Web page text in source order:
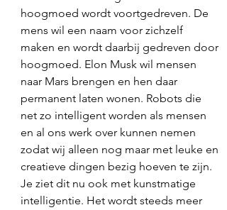
hoogmoed wordt voortgedreven. De
mens wil een naam voor zichzelf
maken en wordt daarbij gedreven door
hoogmoed. Elon Musk wil mensen
naar Mars brengen en hen daar
permanent laten wonen. Robots die
net zo intelligent worden als mensen
en al ons werk over kunnen nemen
zodat wij alleen nog maar met leuke en
creatieve dingen bezig hoeven te zijn.
Je ziet dit nu ook met kunstmatige
intelligentie. Het wordt steeds meer